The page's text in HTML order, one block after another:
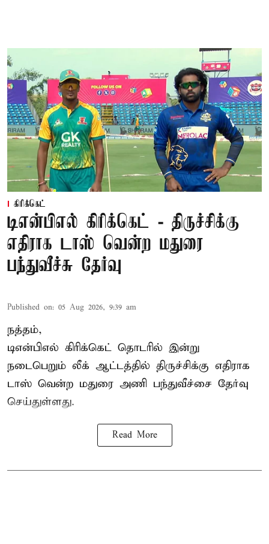
கிரிக்கெட்
டிஎன்பிஎல் கிரிக்கெட் - திருச்சிக்கு
எதிராக டாஸ் வென்ற மதுரை
பந்துவீச்சு தேர்வு
Published on: 05 Aug 2026, 9:39 am
நத்தம்,
டிஎன்பிஎல் கிரிக்கெட் தொடரில் இன்று
நடைபெறும் லீக் ஆட்டத்தில் திருச்சிக்கு எதிராக
டாஸ் வென்ற மதுரை அணி பந்துவீச்சை தேர்வு
செய்துள்ளது.
Read More